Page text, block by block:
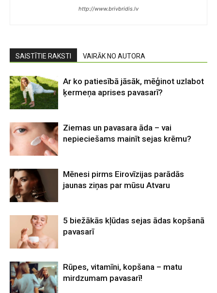
http://www.brivbridis.lv
SAISTĪTIE RAKSTI VAIRĀK NO AUTORA
Ar ko patiesībā jāsāk, mēģinot uzlabot
ķermeņa aprises pavasarī?
Ziemas un pavasara āda – vai
nepieciešams mainīt sejas krēmu?
Mēnesi pirms Eirovīzijas parādās
jaunas ziņas par mūsu Atvaru
5 biežākās kļūdas sejas ādas kopšanā
pavasarī
Rūpes, vitamīni, kopšana – matu
mirdzumam pavasarī!